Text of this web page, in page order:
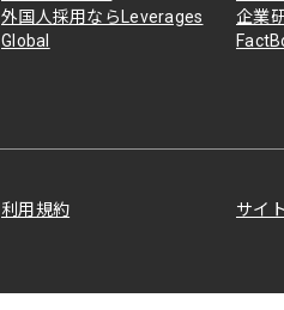
外国人採用ならLeverages
Global
企業
利用規約 サイ